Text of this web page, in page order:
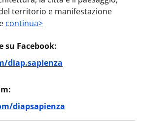
territorio e manifestazione
continua>
su Facebook:
diap.sapienza
diapsapienza